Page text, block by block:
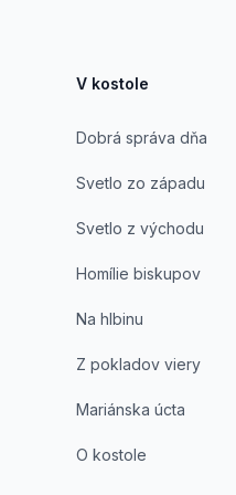
V kostole
Dobrá správa dňa
Svetlo zo západu
Svetlo z východu
Homílie biskupov
Na hlbinu
Z pokladov viery
Mariánska úcta
O kostole